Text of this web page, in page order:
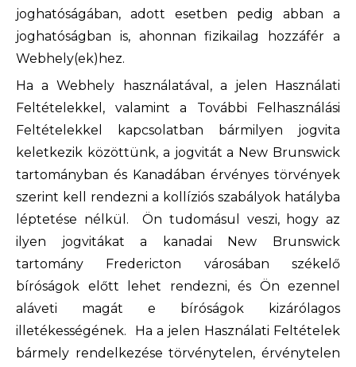
joghatóságában, adott esetben pedig abban a
joghatóságban is, ahonnan fizikailag hozzáfér a
Webhely(ek)hez.
Ha a Webhely használatával, a jelen Használati
Feltételekkel, valamint a További Felhasználási
Feltételekkel kapcsolatban bármilyen jogvita
keletkezik közöttünk, a jogvitát a New Brunswick
tartományban és Kanadában érvényes törvények
szerint kell rendezni a kollíziós szabályok hatályba
léptetése nélkül. Ön tudomásul veszi, hogy az
ilyen jogvitákat a kanadai New Brunswick
tartomány Fredericton városában székelő
bíróságok előtt lehet rendezni, és Ön ezennel
aláveti magát e bíróságok kizárólagos
illetékességének. Ha a jelen Használati Feltételek
bármely rendelkezése törvénytelen, érvénytelen